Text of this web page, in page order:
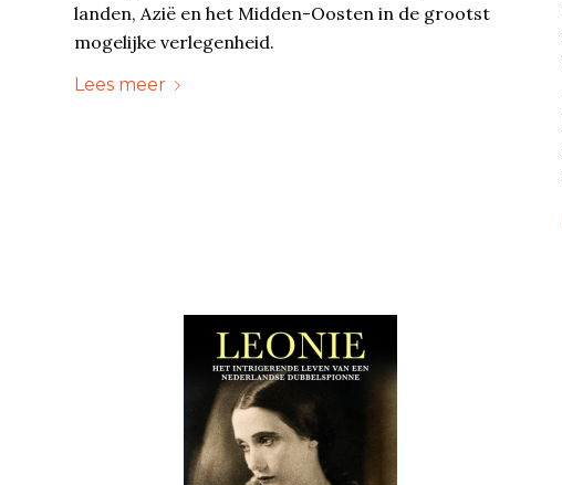
landen, Azië en het Midden-Oosten in de grootst
mogelijke verlegenheid.
Lees meer